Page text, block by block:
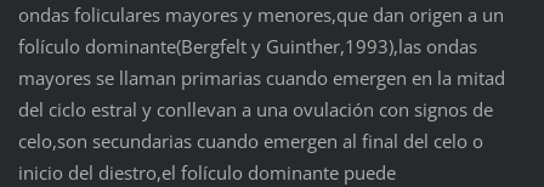
ondas foliculares mayores y menores,que dan origen a un
folículo dominante(Bergfelt y Guinther,1993),las ondas
mayores se llaman primarias cuando emergen en la mitad
del ciclo estral y conllevan a una ovulación con signos de
celo,son secundarias cuando emergen al final del celo o
inicio del diestro,el folículo dominante puede